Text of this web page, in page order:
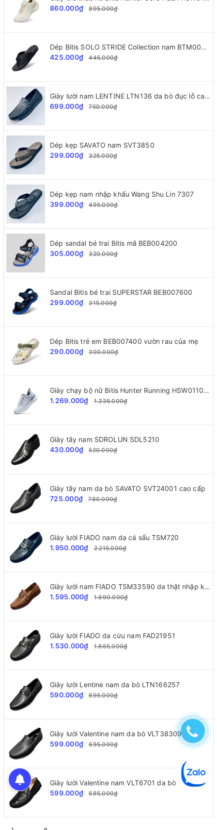
860.000₫
895.000₫
Dép Bitis SOLO STRIDE Collection nam BTM002277
425.000₫
445.000₫
Giày lười nam LENTINE LTN136 da bò đục lỗ cao cấp
699.000₫
750.000₫
Dép kẹp SAVATO nam SVT3850
299.000₫
325.000₫
Dép kẹp nam nhập khẩu Wang Shu Lin 7307
399.000₫
495.000₫
Dép sandal bé trai Bitis mã BEB004200
305.000₫
320.000₫
Sandal Bitis bé trai SUPERSTAR BEB007600
299.000₫
315.000₫
Dép Bitis trẻ em BEB007400 vườn rau của mẹ
290.000₫
300.000₫
Giày chạy bộ nữ Bitis Hunter Running HSW011000
1.269.000₫
1.335.000₫
Giày tây nam SDROLUN SDL5210
430.000₫
520.000₫
Giày tây nam da bò SAVATO SVT24001 cao cấp
725.000₫
780.000₫
Giày lười FIADO nam da cá sấu TSM720
1.950.000₫
2.215.000₫
Giày lười nam FIADO TSM33590 da thật nhập khẩu
1.595.000₫
1.690.000₫
Giày lười FIADO da cừu nam FAD21951
1.530.000₫
1.665.000₫
Giày lười Lentine nam da bò LTN166257
590.000₫
695.000₫
Giày lười Valentine nam da bò VLT38309
599.000₫
695.000₫
Giày lười Valentine nam VLT6701 da bò
599.000₫
685.000₫